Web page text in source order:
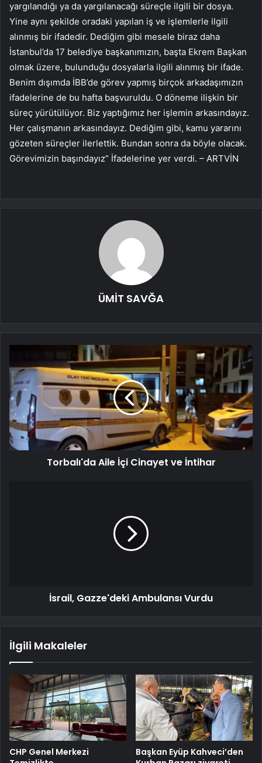
yargılandığı ya da yargılanacağı süreçle ilgili bir dosya.
Yine aynı şekilde oradaki yapılan iş ve işlemlerle ilgili
alınmış bir ifadedir. Dediğim gibi mesele biraz daha
İstanbul’da 17 belediye başkanımızın, başta Ekrem Başkan
olmak üzere, bulunduğu dosyalarla ilgili alınmış bir ifade.
Benim dışımda İBB’de görev yapmış birçok arkadaşımızın
ifadelerine de bu hafta başvuruldu. O döneme ilişkin bir
süreç yürütülüyor. Biz yaptığımız her işlemin arkasındayız.
Her çalışmanın arkasındayız. Dediğim gibi, kamu yararını
gözeten süreçler ilerlettik. Bundan sonra da böyle olacak.
Görevimizin başındayız” İfadelerine yer verdi. – ARTVİN
ÜMİT SAVĞA
Torbalı'da Aile İçi Cinayet ve İntihar
İsrail, Gazze'deki Ambulansı Vurdu
İlgili Makaleler
CHP Genel Merkezi
Başkan Eyüp Kahveci’den